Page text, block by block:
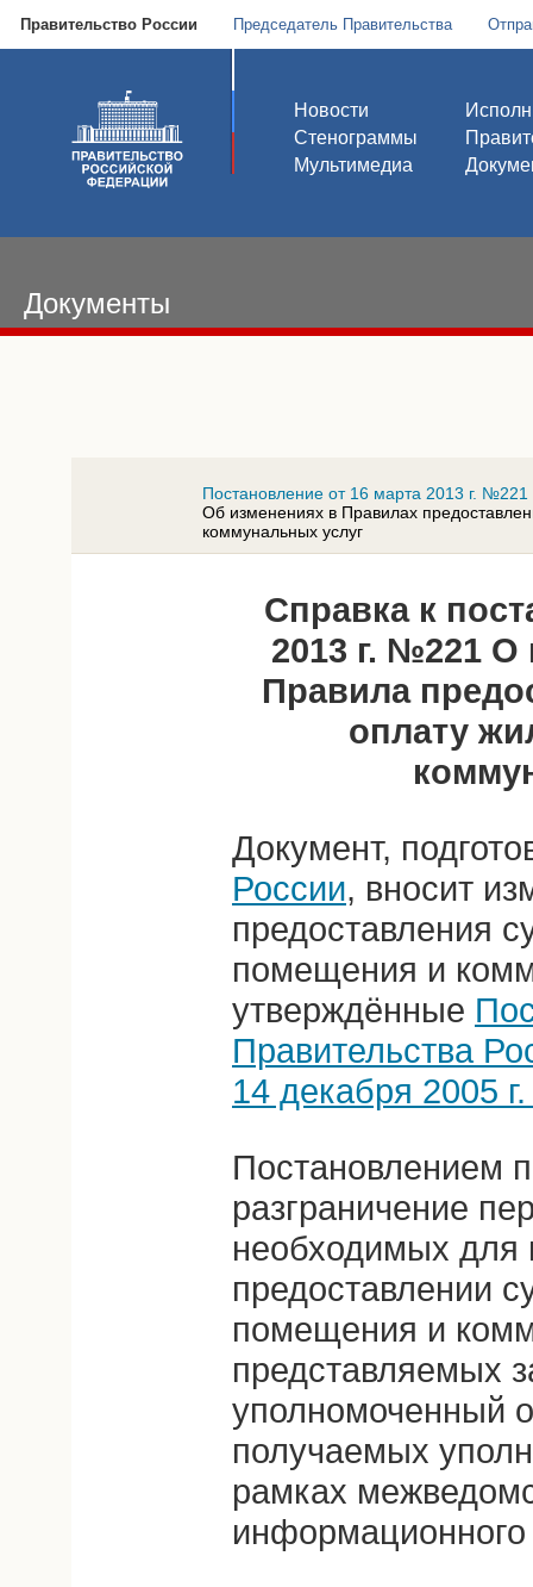
Правительство России Председатель Правительства
Новости
Стенограммы
Мультимедиа
Документы
Постановление от 16 марта 2013 г. №221
Об изменениях в Правилах
коммунальных услуг
Справка к
2013 г. №221 О
Правила
оплату
Документ,
России, вносит
предоставления
помещения и
утверждённые
Правительства
14 декабря 2005
Постановлением
разграничение
необходимых для
предоставлении
помещения и
представляемых
уполномоченный
получаемых
рамках